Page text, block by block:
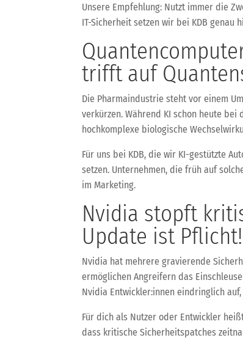
Unsere Empfehlung: Nutzt immer die
IT-Sicherheit setzen wir bei KDB
trifft auf
Die Pharmaindustrie steht vor einem
verkürzen. Während KI schon heute
hochkomplexe biologische
Für uns bei KDB, die wir KI-gestützte
setzen. Unternehmen, die früh auf
im Marketing.
Nvidia stopft
Update ist Pflicht!
Nvidia hat mehrere gravierende
ermöglichen Angreifern das
Nvidia Entwickler:innen eindringlich
Für dich als Nutzer oder Entwickler
dass kritische Sicherheitspatches